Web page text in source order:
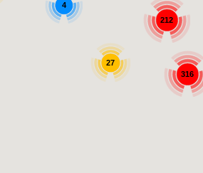
212
316
4
27